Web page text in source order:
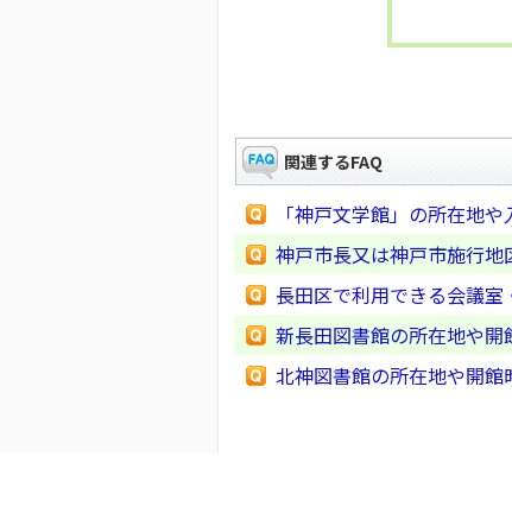
関連するFAQ
「神戸文学館」の所在地
神戸市長又は神戸市施行
長田区で利用できる会議
新長田図書館の所在地や開
北神図書館の所在地や開館